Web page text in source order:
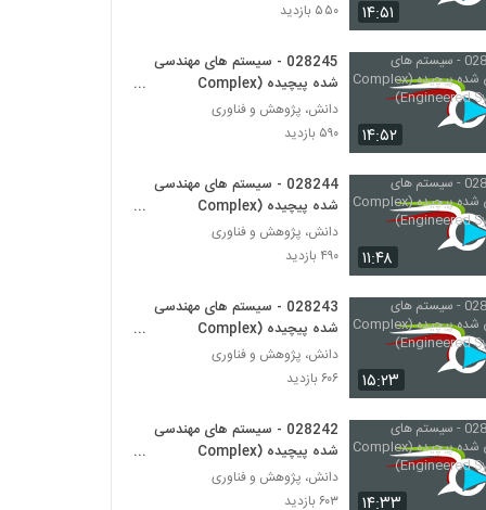
028250 - طراحی سیستم های پیچیده
(Complex Systems Design)
028251 - طراحی سیستم های پیچیده
(Complex Systems Design)
۵۲۵ بازدید
028252 - طراحی سیستم های پیچیده
(Complex Systems Design)
۵۱۷ بازدید
028253 - طراحی سیستم های پیچیده
۵۱۹ بازدید
028254 - طراحی سیستم های پیچیده
(Complex Systems Design)
۵۳۴ بازدید
028255 - طراحی سیستم های پیچیده
(Complex Systems Design)
۱۴:۵۱
۵۵۰ بازدید
۱۴:۵۲
028245 - سیستم های مهندسی
شده پیچیده (Complex
Engineered Systems)
دانش، پژوهش و فناوری
۵۹۰ بازدید
۱۱:۴۸
028244 - سیستم های مهندسی
شده پیچیده (Complex
Engineered Systems)
دانش، پژوهش و فناوری
۴۹۰ بازدید
۱۵:۲۳
028243 - سیستم های مهندسی
شده پیچیده (Complex
Engineered Systems)
دانش، پژوهش و فناوری
۶۰۶ بازدید
۱۴:۳۳
028242 - سیستم های مهندسی
شده پیچیده (Complex
Engineered Systems)
دانش، پژوهش و فناوری
۶۰۳ بازدید